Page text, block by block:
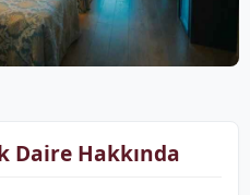
Daire Hakkında